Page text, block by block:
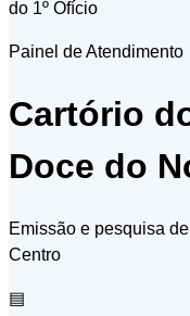
do 1º Ofício
Painel de Atendimento
Cartório
Doce do
Emissão e pesquisa
Centro
▤